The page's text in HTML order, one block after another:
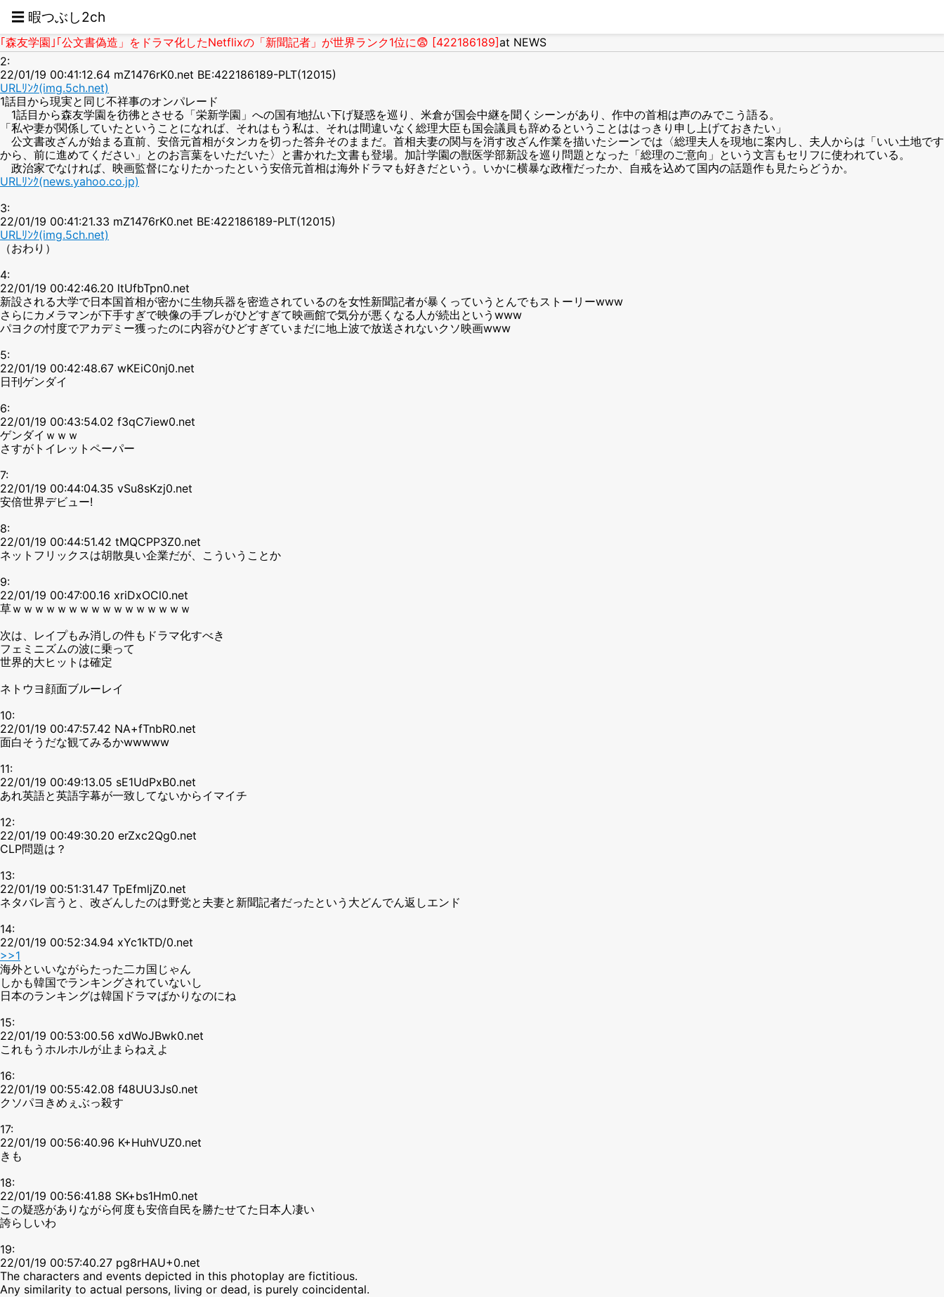
☰ 暇つぶし2ch
｢森友学園｣｢公文書偽造」をドラマ化したNetflixの「新聞記者」が世界ランク1位に😨 [422186189]at NEWS
2:
22/01/19 00:41:12.64 mZ1476rK0.net BE:422186189-PLT(12015)
URLﾘﾝｸ(img.5ch.net)
1話目から現実と同じ不祥事のオンパレード
1話目から森友学園を彷彿とさせる「栄新学園」への国有地払い下げ疑惑を巡り、米倉が国会中継を聞くシーンがあり、作中の首相は声のみでこう語る。
「私や妻が関係していたということになれば、それはもう私は、それは間違いなく総理大臣も国会議員も辞めるということははっきり申し上げておきたい」
公文書改ざんが始まる直前、安倍元首相がタンカを切った答弁そのままだ。首相夫妻の関与を消す改ざん作業を描いたシーンでは〈総理夫人を現地に案内し、夫人からは「いい土地です
から、前に進めてください」とのお言葉をいただいた〉と書かれた文書も登場。加計学園の獣医学部新設を巡り問題となった「総理のご意向」という文言もセリフに使われている。
政治家でなければ、映画監督になりたかったという安倍元首相は海外ドラマも好きだという。いかに横暴な政権だったか、自戒を込めて国内の話題作も見たらどうか。
URLﾘﾝｸ(news.yahoo.co.jp)
3:
22/01/19 00:41:21.33 mZ1476rK0.net BE:422186189-PLT(12015)
URLﾘﾝｸ(img.5ch.net)
（おわり）
4:
22/01/19 00:42:46.20 ltUfbTpn0.net
新設される大学で日本国首相が密かに生物兵器を密造されているのを女性新聞記者が暴くっていうとんでもストーリーwww
さらにカメラマンが下手すぎで映像の手ブレがひどすぎて映画館で気分が悪くなる人が続出というwww
パヨクの忖度でアカデミー獲ったのに内容がひどすぎていまだに地上波で放送されないクソ映画www
5:
22/01/19 00:42:48.67 wKEiC0nj0.net
日刊ゲンダイ
6:
22/01/19 00:43:54.02 f3qC7iew0.net
ゲンダイｗｗｗ
さすがトイレットペーパー
7:
22/01/19 00:44:04.35 vSu8sKzj0.net
安倍世界デビュー!
8:
22/01/19 00:44:51.42 tMQCPP3Z0.net
ネットフリックスは胡散臭い企業だが、こういうことか
9:
22/01/19 00:47:00.16 xriDxOCl0.net
草ｗｗｗｗｗｗｗｗｗｗｗｗｗｗｗｗ
次は、レイプもみ消しの件もドラマ化すべき
フェミニズムの波に乗って
世界的大ヒットは確定
ネトウヨ顔面ブルーレイ
10:
22/01/19 00:47:57.42 NA+fTnbR0.net
面白そうだな観てみるかwwwww
11:
22/01/19 00:49:13.05 sE1UdPxB0.net
あれ英語と英語字幕が一致してないからイマイチ
12:
22/01/19 00:49:30.20 erZxc2Qg0.net
CLP問題は？
13:
22/01/19 00:51:31.47 TpEfmljZ0.net
ネタバレ言うと、改ざんしたのは野党と夫妻と新聞記者だったという大どんでん返しエンド
14:
22/01/19 00:52:34.94 xYc1kTD/0.net
>>1
海外といいながらたった二カ国じゃん
しかも韓国でランキングされていないし
日本のランキングは韓国ドラマばかりなのにね
15:
22/01/19 00:53:00.56 xdWoJBwk0.net
これもうホルホルが止まらねえよ
16:
22/01/19 00:55:42.08 f48UU3Js0.net
クソパヨきめぇぶっ殺す
17:
22/01/19 00:56:40.96 K+HuhVUZ0.net
きも
18:
22/01/19 00:56:41.88 SK+bs1Hm0.net
この疑惑がありながら何度も安倍自民を勝たせてた日本人凄い
誇らしいわ
19:
22/01/19 00:57:40.27 pg8rHAU+0.net
The characters and events depicted in this photoplay are fictitious.
Any similarity to actual persons, living or dead, is purely coincidental.